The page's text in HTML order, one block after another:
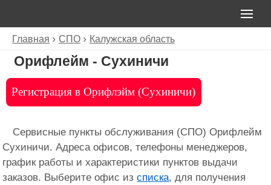
Главная СПО Калужская область
Орифлейм - Сухиничи
Регистрация в Орифлэйм (Сухиничи)
Сервисные пункты обслуживания (СПО) Орифлейм
Сухиничи. Адреса офисов, телефоны менеджеров,
график работы и характеристики пунктов выдачи
заказов. Выберите офис изсписка, для получения